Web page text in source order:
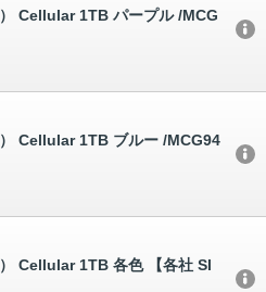
Cellular 1TB パープル /MCG
Cellular 1TB ブルー /MCG94
Cellular 1TB 各色 【各社 SI